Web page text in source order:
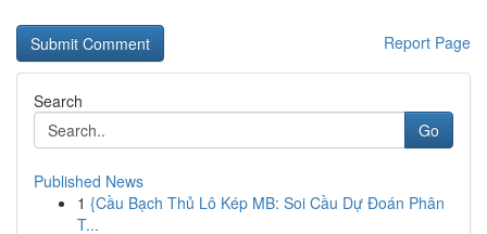
Report Page
Search
Go
Published News
1 {Cầu Bạch Thủ Lô Kép MB: Soi Cầu Dự Đoán Phân
T...